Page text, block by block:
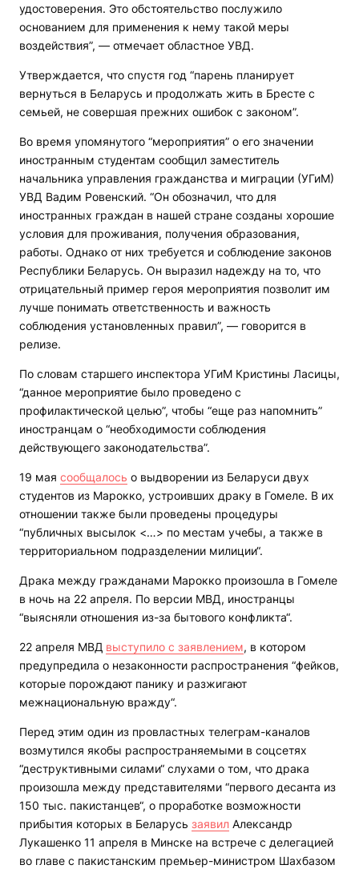
удостоверения. Это обстоятельство послужило
основанием для применения к нему такой меры
воздействия”, — отмечает областное УВД.
Утверждается, что спустя год “парень планирует
вернуться в Беларусь и продолжать жить в Бресте с
семьей, не совершая прежних ошибок с законом”.
Во время упомянутого “мероприятия” о его значении
иностранным студентам сообщил заместитель
начальника управления гражданства и миграции (УГиМ)
УВД Вадим Ровенский. “Он обозначил, что для
иностранных граждан в нашей стране созданы хорошие
условия для проживания, получения образования,
работы. Однако от них требуется и соблюдение законов
Республики Беларусь. Он выразил надежду на то, что
отрицательный пример героя мероприятия позволит им
лучше понимать ответственность и важность
соблюдения установленных правил”, — говорится в
релизе.
По словам старшего инспектора УГиМ Кристины Ласицы,
“данное мероприятие было проведено с
профилактической целью”, чтобы “еще раз напомнить”
иностранцам о “необходимости соблюдения
действующего законодательства”.
19 мая сообщалось о выдворении из Беларуси двух
студентов из Марокко, устроивших драку в Гомеле. В их
отношении также были проведены процедуры
“публичных высылок <…> по местам учебы, а также в
территориальном подразделении милиции“.
Драка между гражданами Марокко произошла в Гомеле
в ночь на 22 апреля. По версии МВД, иностранцы
“выясняли отношения из-за бытового конфликта“.
22 апреля МВД выступило с заявлением, в котором
предупредила о незаконности распространения “фейков,
которые порождают панику и разжигают
межнациональную вражду“.
Перед этим один из провластных телеграм-каналов
возмутился якобы распространяемыми в соцсетях
“деструктивными силами“ слухами о том, что драка
произошла между представителями “первого десанта из
150 тыс. пакистанцев“, о проработке возможности
прибытия которых в Беларусь заявил Александр
Лукашенко 11 апреля в Минске на встрече с делегацией
во главе с пакистанским премьер-министром Шахбазом